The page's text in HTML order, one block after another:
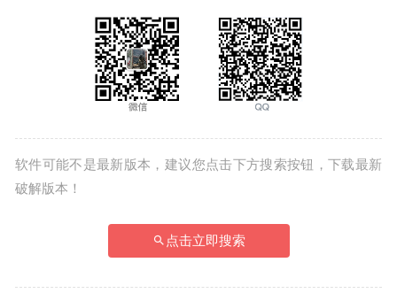
软件可能不是最新版本，建议您点击下方搜索按钮，下载最新
破解版本！
点击立即搜索